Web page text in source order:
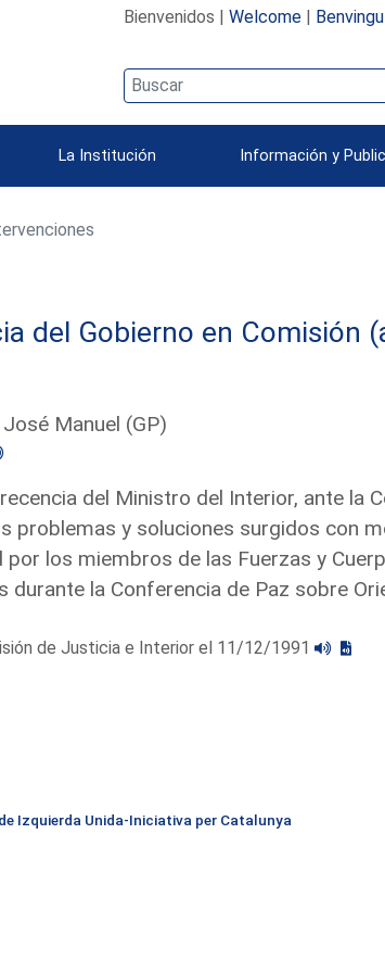
Bienvenidos | Welcome|
La Institución Información y
del Gobierno en Comisión
Manuel (GP)
del Ministro del Interior, ante la
problemas y soluciones surgidos con
por los miembros de las Fuerzas y
durante la Conferencia de Paz sobre
de Justicia e Interior el 11/12/1991
Izquierda Unida-Iniciativa per Catalunya